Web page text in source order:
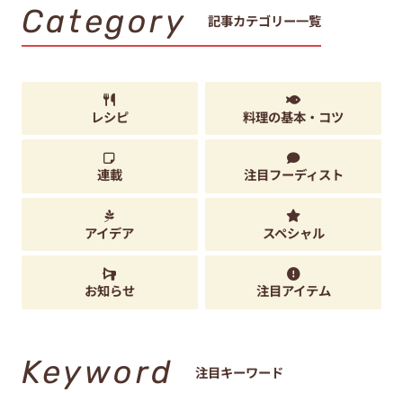
Category 記事カテゴリー一覧
レシピ 料理の基本・コツ
連載 注目フーディスト
アイデア スペシャル
お知らせ 注目アイテム
Keyword 注目キーワード